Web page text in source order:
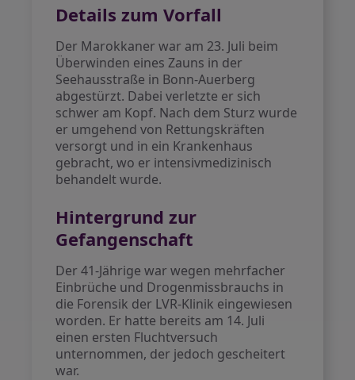
Details zum Vorfall
Der Marokkaner war am 23. Juli beim
Überwinden eines Zauns in der
Seehausstraße in Bonn-Auerberg
abgestürzt. Dabei verletzte er sich
schwer am Kopf. Nach dem Sturz wurde
er umgehend von Rettungskräften
versorgt und in ein Krankenhaus
gebracht, wo er intensivmedizinisch
behandelt wurde.
Hintergrund zur
Gefangenschaft
Der 41-Jährige war wegen mehrfacher
Einbrüche und Drogenmissbrauchs in
die Forensik der LVR-Klinik eingewiesen
worden. Er hatte bereits am 14. Juli
einen ersten Fluchtversuch
unternommen, der jedoch gescheitert
war.